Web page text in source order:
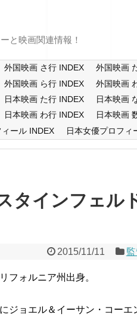
と映画関連情報！
外国映画 さ行 INDEX 外国映画
外国映画 ら行 INDEX
外国映画
日本映画 た行 INDEX
日本映画
日本映画 わ行 INDEX
日本映画
ール INDEX
日本女優プロフィ
タインフェル
2015/11/11
フォルニア州出身。
ジョエル＆イーサン・コーエ